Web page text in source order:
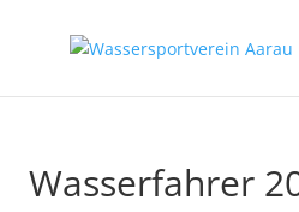
Wasserfahrer